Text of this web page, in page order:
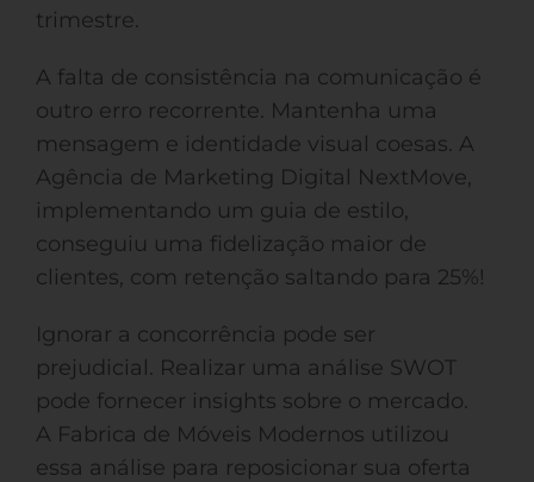
trimestre.
A falta de consistência na comunicação é
outro erro recorrente. Mantenha uma
mensagem e identidade visual coesas. A
Agência de Marketing Digital NextMove,
implementando um guia de estilo,
conseguiu uma fidelização maior de
clientes, com retenção saltando para 25%!
Ignorar a concorrência pode ser
prejudicial. Realizar uma análise SWOT
pode fornecer insights sobre o mercado.
A Fabrica de Móveis Modernos utilizou
essa análise para reposicionar sua oferta